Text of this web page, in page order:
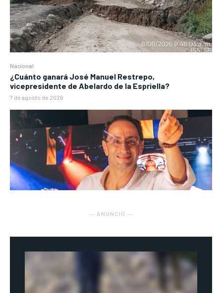
Nacional
¿Cuánto ganará José Manuel Restrepo,
vicepresidente de Abelardo de la Espriella?
7 de agosto de 2026
― ANUNCIO ―